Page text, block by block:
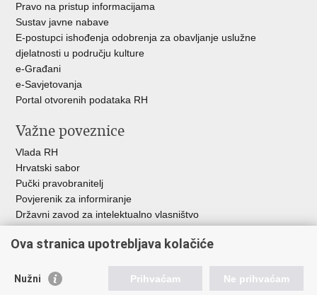
Pravo na pristup informacijama
Sustav javne nabave
E-postupci ishođenja odobrenja za obavljanje uslužne
djelatnosti u području kulture
e-Građani
e-Savjetovanja
Portal otvorenih podataka RH
Važne poveznice
Vlada RH
Hrvatski sabor
Pučki pravobranitelj
Povjerenik za informiranje
Državni zavod za intelektualno vlasništvo
HAKOM
Ostale poveznice
Ova stranica upotrebljava kolačiće
Nužni Prihvaćam Ne prihvaćam